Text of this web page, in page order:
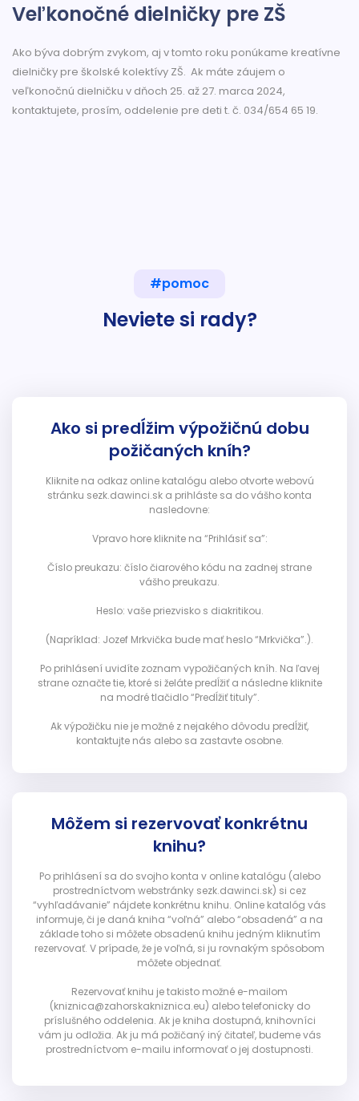
Veľkonočné dielničky pre ZŠ
Ako býva dobrým zvykom, aj v tomto roku ponúkame kreatívne
dielničky pre školské kolektívy ZŠ. Ak máte záujem o
veľkonočnú dielničku v dňoch 25. až 27. marca 2024,
kontaktujete, prosím, oddelenie pre deti t. č. 034/654 65 19.
#pomoc
Neviete si rady?
Ako si predĺžim výpožičnú dobu
požičaných kníh?
Kliknite na odkaz online katalógu alebo otvorte webovú
stránku sezk.dawinci.sk a prihláste sa do vášho konta
nasledovne:
Vpravo hore kliknite na “Prihlásiť sa”:
Číslo preukazu: číslo čiarového kódu na zadnej strane
vášho preukazu.
Heslo: vaše priezvisko s diakritikou.
(Napríklad: Jozef Mrkvička bude mať heslo “Mrkvička”.).
Po prihlásení uvidíte zoznam vypožičaných kníh. Na ľavej
strane označte tie, ktoré si želáte predĺžiť a následne kliknite
na modré tlačidlo “Predĺžiť tituly”.
Ak výpožičku nie je možné z nejakého dôvodu predĺžiť,
kontaktujte nás alebo sa zastavte osobne.
Môžem si rezervovať konkrétnu
knihu?
Po prihlásení sa do svojho konta v online katalógu (alebo
prostredníctvom webstránky sezk.dawinci.sk) si cez
“vyhľadávanie” nájdete konkrétnu knihu. Online katalóg vás
informuje, či je daná kniha “voľná” alebo “obsadená” a na
základe toho si môžete obsadenú knihu jedným kliknutím
rezervovať. V prípade, že je voľná, si ju rovnakým spôsobom
môžete objednať.
Rezervovať knihu je takisto možné e-mailom
(kniznica@zahorskakniznica.eu) alebo telefonicky do
príslušného oddelenia. Ak je kniha dostupná, knihovníci
vám ju odložia. Ak ju má požičaný iný čitateľ, budeme vás
prostredníctvom e-mailu informovať o jej dostupnosti.